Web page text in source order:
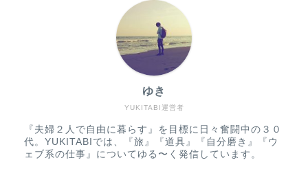
YUKITABI運営者
ゆき
『夫婦２人で自由に暮らす』を目標に日々奮闘中の３０
代。YUKITABIでは、『旅』『道具』『自分磨き』『ウ
ェブ系の仕事』についてゆる〜く発信しています。